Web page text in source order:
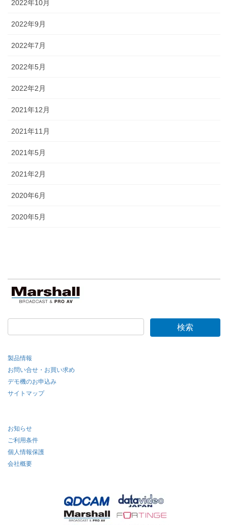
2022年10月
2022年9月
2022年7月
2022年5月
2022年2月
2021年12月
2021年11月
2021年5月
2021年2月
2020年6月
2020年5月
製品情報
お問い合せ・お買い求め
デモ機のお申込み
サイトマップ
お知らせ
ご利用条件
個人情報保護
会社概要